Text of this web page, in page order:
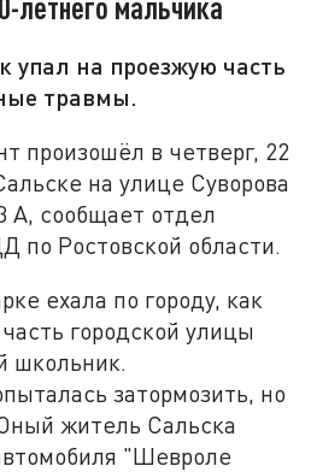
упал на проезжую часть
травмы.
произошёл в четверг, 22
на улице Суворова
А, сообщает отдел
по Ростовской области.
ехала по городу, как
городской улицы
школьник.
затормозить, но
житель Сальска
"Шевроле